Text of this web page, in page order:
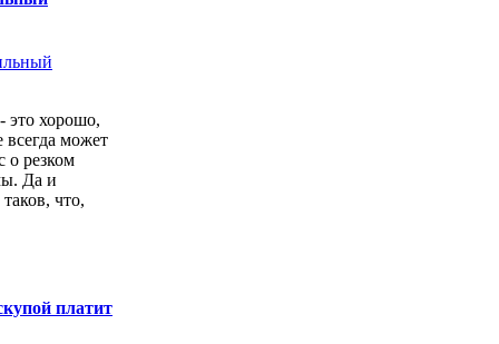
это хорошо,
всегда может
о резком
Да и
что,
платит